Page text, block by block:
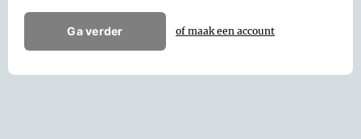
Ga verder of maak een account